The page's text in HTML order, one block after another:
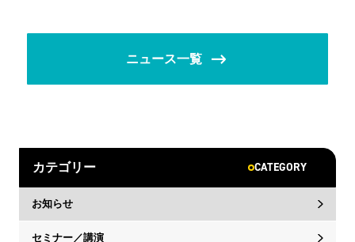
ニュース一覧
カテゴリー CATEGORY
お知らせ
セミナー／講演